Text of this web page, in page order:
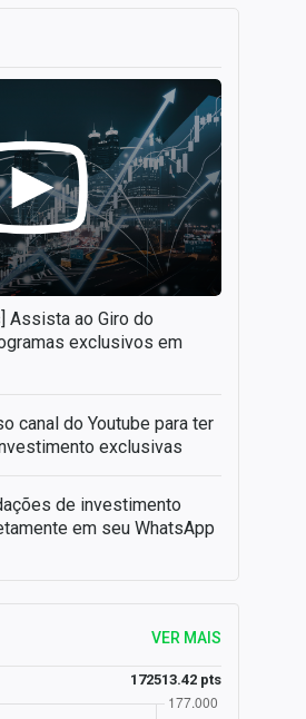
Assista ao Giro do
exclusivos em
canal do Youtube para ter
exclusivas
de investimento
em seu WhatsApp
VER MAIS
172513.42 pts